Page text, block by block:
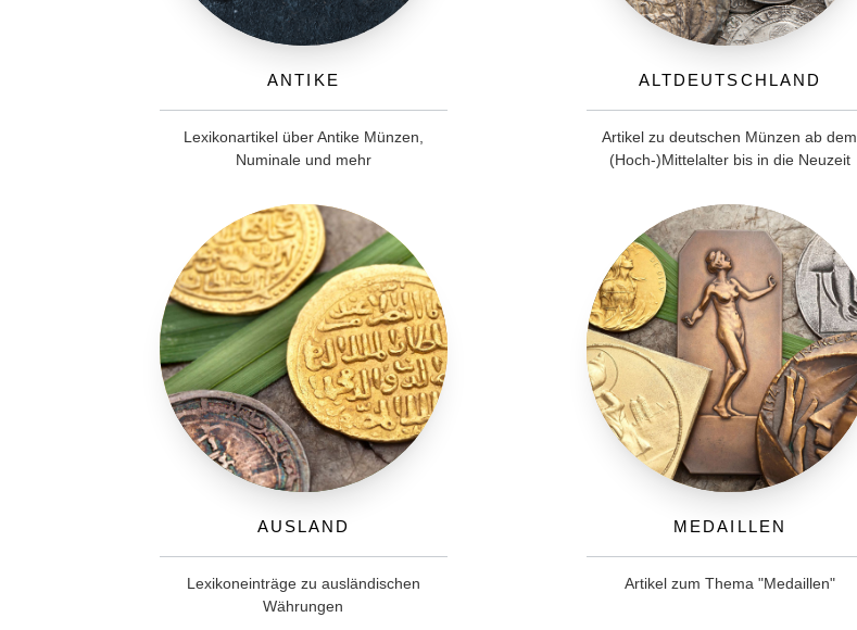
Antike
Lexikonartikel über Antike Münzen,
Numinale und mehr
Altdeutschland
Artikel zu deutschen Münzen ab dem
(Hoch-)Mittelalter bis in die Neuzeit
Ausland
Lexikoneinträge zu ausländischen
Währungen
Medaillen
Artikel zum Thema "Medaillen"